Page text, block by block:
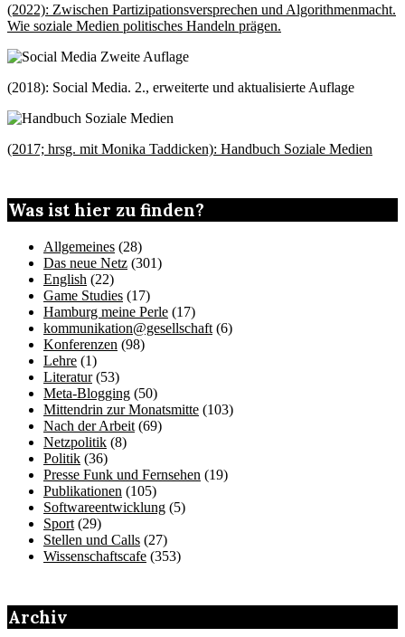
(2022): Zwischen Partizipationsversprechen und Algorithmenmacht.
Wie soziale Medien politisches Handeln prägen.
(2018): Social Media. 2., erweiterte und aktualisierte Auflage
(2017; hrsg. mit Monika Taddicken): Handbuch Soziale Medien
Was ist hier zu finden?
Allgemeines (28)
Das neue Netz (301)
English (22)
Game Studies (17)
Hamburg meine Perle (17)
kommunikation@gesellschaft (6)
Konferenzen (98)
Lehre (1)
Literatur(53)
Meta-Blogging (50)
Mittendrin zur Monatsmitte (103)
Nach der Arbeit (69)
Netzpolitik (8)
Politik (36)
Presse Funk und Fernsehen (19)
Publikationen (105)
Softwareentwicklung (5)
Sport (29)
Stellen und Calls (27)
Wissenschaftscafe (353)
Archiv